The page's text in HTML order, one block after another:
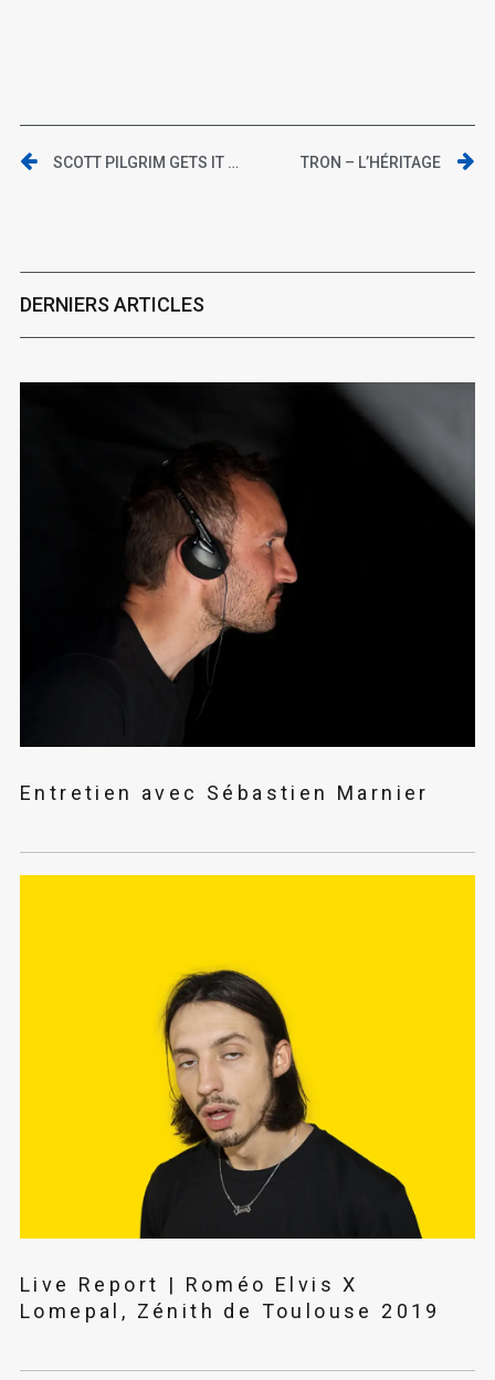
SCOTT PILGRIM GETS IT TOGETHER (TOME 4) TRON – L’HÉRITAGE
DERNIERS ARTICLES
Entretien avec Sébastien Marnier
Live Report | Roméo Elvis X
Lomepal, Zénith de Toulouse 2019